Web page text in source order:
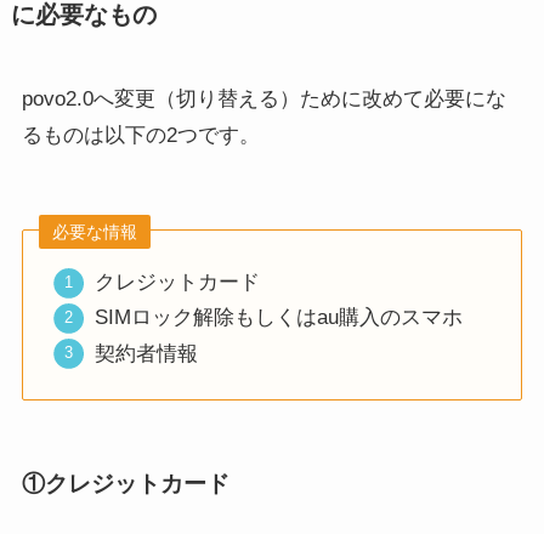
に必要なもの
povo2.0へ変更（切り替える）ために改めて必要にな
るものは以下の2つです。
必要な情報
クレジットカード
SIMロック解除もしくはau購入のスマホ
契約者情報
①クレジットカード